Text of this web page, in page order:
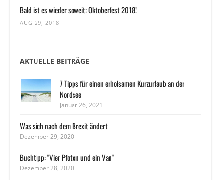
Bald ist es wieder soweit: Oktoberfest 2018!
AUG 29, 2018
AKTUELLE BEITRÄGE
7 Tipps für einen erholsamen Kurzurlaub an der
Nordsee
Januar 26, 2021
Was sich nach dem Brexit ändert
Dezember 29, 2020
Buchtipp: "Vier Pfoten und ein Van"
Dezember 28, 2020